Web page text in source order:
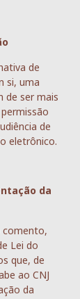
de
si, uma
de ser mais
de
eletrônico.
da
comento,
Lei do
que, de
ao CNJ
da